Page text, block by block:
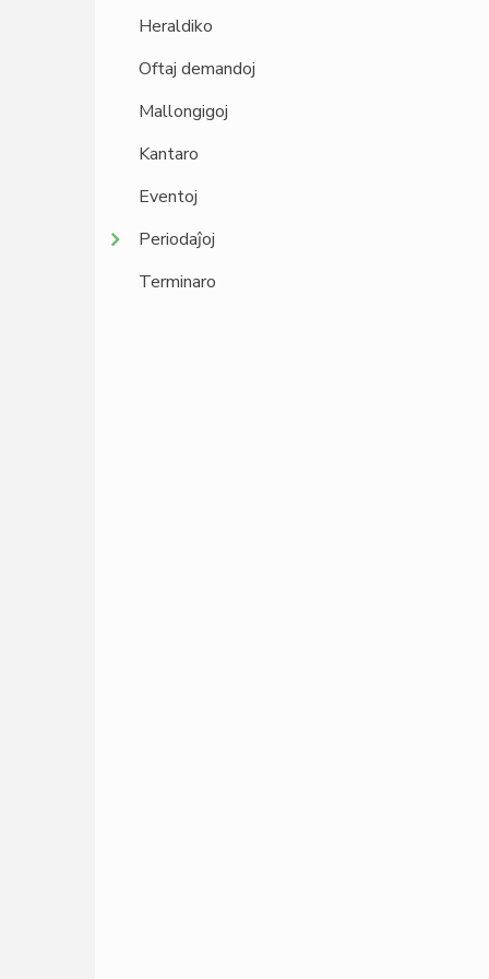
Heraldiko
Oftaj demandoj
Mallongigoj
Kantaro
Eventoj
Periodaĵoj
Terminaro